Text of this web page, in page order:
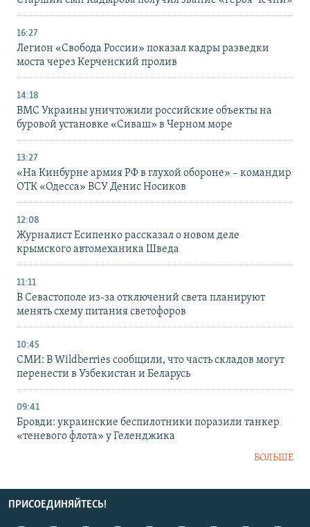
16:27
Легион «Свобода России» показал кадры разведки
моста через Керченский пролив
14:18
ВМС Украины уничтожили российские объекты на
буровой установке «Сиваш» в Черном море
13:27
«На Кинбурне армия РФ в глухой обороне» – командир
ОТК «Одесса» ВСУ Денис Носиков
12:08
Журналист Есипенко рассказал о новом деле
крымского автомеханика Шведа
11:11
В Севастополе из-за отключений света планируют
менять схему питания светофоров
10:45
СМИ: В Wildberries сообщили, что часть складов могут
перенести в Узбекистан и Беларусь
09:41
Бровди: украинские беспилотники поразили танкер
«теневого флота» у Геленджика
БОЛЬШЕ
ПРИСОЕДИНЯЙТЕСЬ!